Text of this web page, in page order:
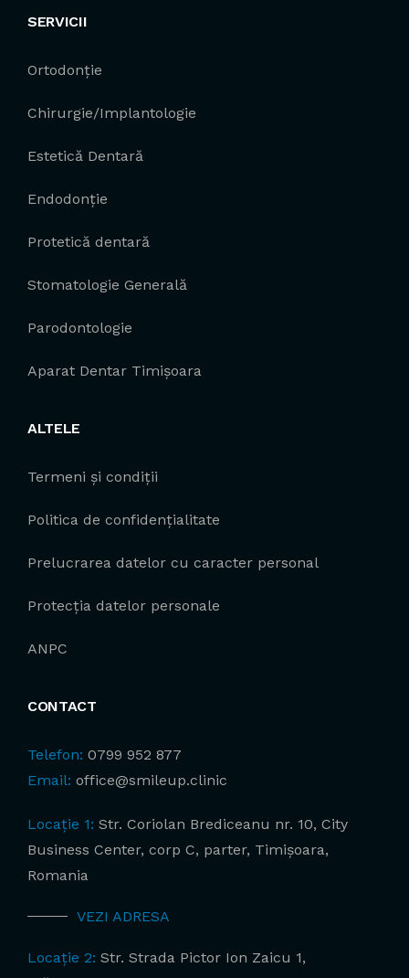
SERVICII
Ortodonție
Chirurgie/Implantologie
Estetică Dentară
Endodonție
Protetică dentară
Stomatologie Generală
Parodontologie
Aparat Dentar Timișoara
ALTELE
Termeni și condiții
Politica de confidențialitate
Prelucrarea datelor cu caracter personal
Protecția datelor personale
ANPC
CONTACT
Telefon: 0799 952 877
Email: office@smileup.clinic
Locație 1: Str. Coriolan Brediceanu nr. 10, City
Business Center, corp C, parter, Timișoara,
Romania
VEZI ADRESA
Locație 2: Str. Strada Pictor Ion Zaicu 1,